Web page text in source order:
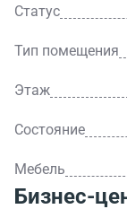
Статус
Тип помещения
Этаж
Состояние
Мебель
Бизнес-